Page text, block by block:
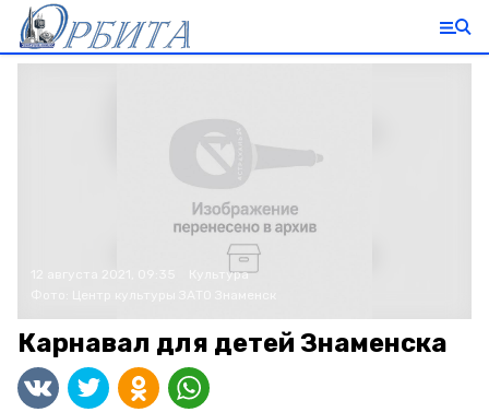
12 августа 2021, 09:35
Культура
Карнавал для детей Знаменска